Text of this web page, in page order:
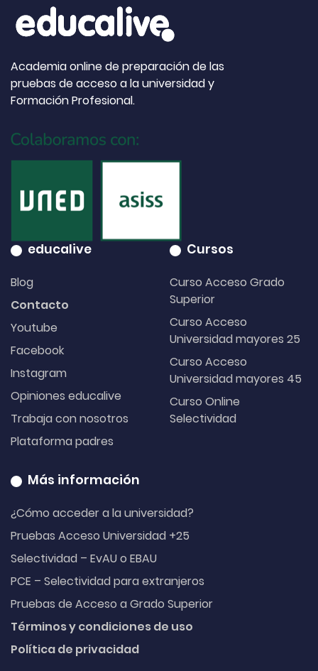
Academia online de preparación de las
pruebas de acceso a la universidad y
Formación Profesional.
educalive
Blog
Contacto
Youtube
Facebook
Instagram
Opiniones educalive
Trabaja con nosotros
Plataforma padres
Cursos
Curso Acceso Grado
Superior
Curso Acceso
Universidad mayores 25
Curso Acceso
Universidad mayores 45
Curso Online
Selectividad
Más información
¿Cómo acceder a la universidad?
Pruebas Acceso Universidad +25
Selectividad – EvAU o EBAU
PCE – Selectividad para extranjeros
Pruebas de Acceso a Grado Superior
Términos y condiciones de uso
Política de privacidad